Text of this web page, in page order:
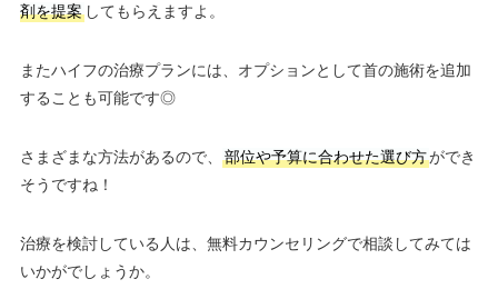
剤を提案してもらえますよ。
またハイフの治療プランには、オプションとして首の施術を追加
することも可能です◎
さまざまな方法があるので、 部位や予算に合わせた選び方ができ
そうですね！
治療を検討している人は、無料カウンセリングで相談してみては
いかがでしょうか。